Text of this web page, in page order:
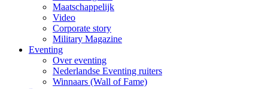
Maatschappelijk
Video
Corporate story
Military Magazine
Eventing
Over eventing
Nederlandse Eventing ruiters
Winnaars (Wall of Fame)